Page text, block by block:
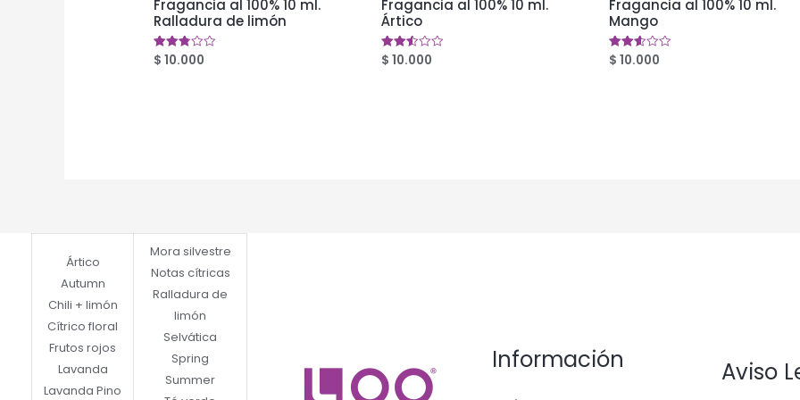
Fragancia al 100% 10 ml.
Ralladura de limón
Valorado
en
$ 10.000
Fragancia al 100% 10 ml.
Ártico
Valorado
en
$ 10.000
Fragancia al 100% 10 ml.
Mango
Valorado
en
$ 10.000
Ártico
Autumn
Chili + limón
Cítrico floral
Frutos rojos
Lavanda
Lavanda Pino
Mora silvestre
Notas cítricas
Ralladura de
limón
Selvática
Spring
Summer
Información Aviso